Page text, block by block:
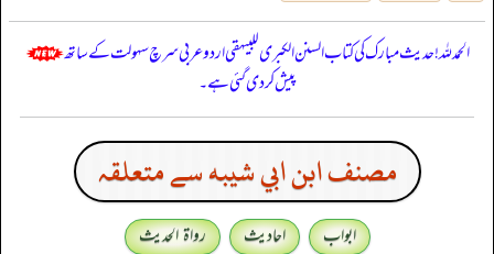
الحمدللہ! حدیث مبارک کی کتاب السنن الكبرى للبيهقي اردو عربی سرچ سہولت کے ساتھ
پیش کر دی گئی ہے۔
مصنف ابن ابي شيبه سے متعلقہ
ابواب احادیث
رواۃ الحدیث